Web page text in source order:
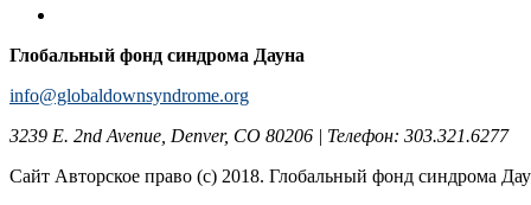
Глобальный фонд синдрома Дауна
info@globaldownsyndrome.org
3239 E. 2nd Avenue, Denver, CO 80206 | Телефон: 303.321.6277
Сайт Авторское право (c) 2018. Глобальный фонд синдрома